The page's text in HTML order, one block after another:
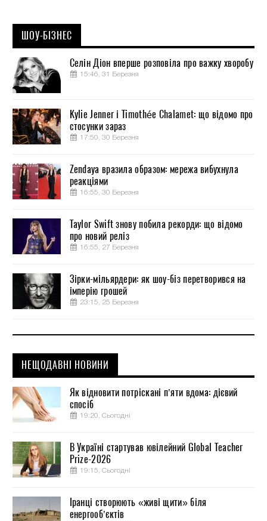
ШОУ-БІЗНЕС
Селін Діон вперше розповіла про важку хворобу
15:46, 31 Березня
Kylie Jenner і Timothée Chalamet: що відомо про
стосунки зараз
17:50, 30 Березня
Zendaya вразила образом: мережа вибухнула
реакціями
16:55, 30 Березня
Taylor Swift знову побила рекорди: що відомо
про новий реліз
16:55, 27 Березня
Зірки-мільярдери: як шоу-біз перетворився на
імперію грошей
23:15, 25 Березня
НЕЩОДАВНІ НОВИНИ
Як відновити потріскані п’яти вдома: дієвий
спосіб
19:20, Сьогодні
В Україні стартував ювілейний Global Teacher
Prize-2026
19:15, Сьогодні
Іранці створюють «живі щити» біля
енергооб’єктів